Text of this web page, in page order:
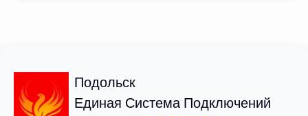
Подольск
Единая Система Подключений